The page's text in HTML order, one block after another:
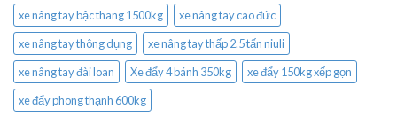
xe nâng tay bậc thang 1500kg
xe nâng tay cao đức
xe nâng tay thông dụng
xe nâng tay thấp 2.5 tấn niuli
xe nâng tay đài loan
Xe đẩy 4 bánh 350kg
xe đẩy 150kg xếp gọn
xe đẩy phong thạnh 600kg